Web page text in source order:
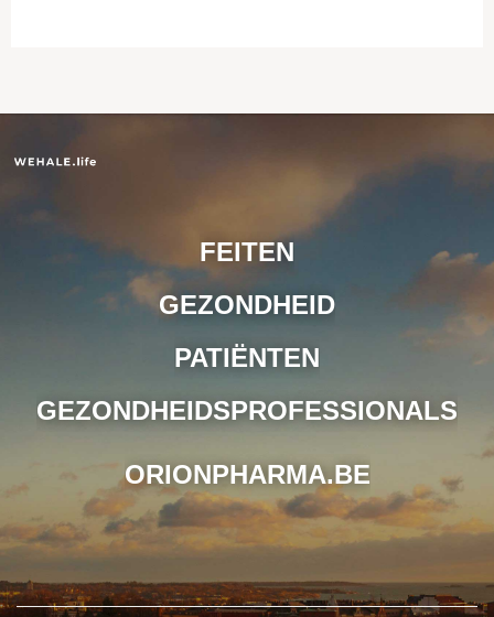
FEITEN
GEZONDHEID
PATIËNTEN
GEZONDHEIDSPROFESSIONALS
ORIONPHARMA.BE